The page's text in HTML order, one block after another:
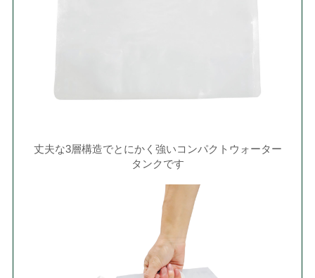
丈夫な3層構造でとにかく強いコンパクトウォーター
タンクです